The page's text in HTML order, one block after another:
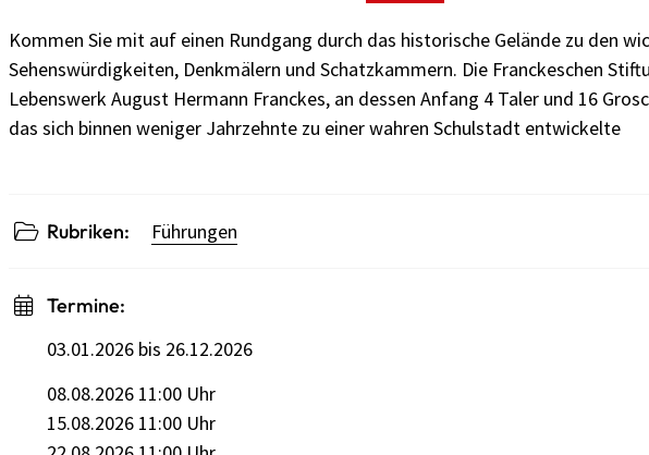
Kommen Sie mit auf einen Rundgang durch das historische Gelände zu den
Sehenswürdigkeiten, Denkmälern und Schatzkammern. Die Franckeschen
Lebenswerk August Hermann Franckes, an dessen Anfang 4 Taler und 16
das sich binnen weniger Jahrzehnte zu einer wahren Schulstadt entwickelte
Rubriken: Führungen
Termine:
03.01.2026 bis 26.12.2026
08.08.2026 11:00 Uhr
15.08.2026 11:00 Uhr